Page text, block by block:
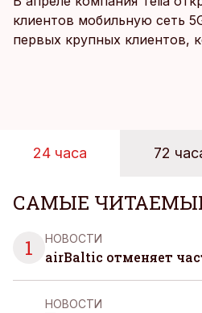
клиентов мобильную сеть
первых крупных клиентов,
24 часа 72
САМЫЕ
1
НОВОСТИ
airBaltic отменяет
НОВОСТИ